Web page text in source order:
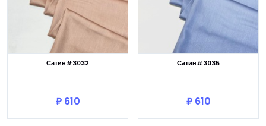
Сатин#3032
₽ 610
Сатин#3035
₽ 610